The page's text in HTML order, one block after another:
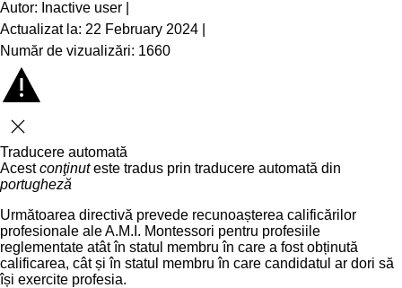
Autor: Inactive user
Actualizat la: 22 February 2024
Număr de vizualizări: 1660
Închideți
Traducere automată
Acestconţinuteste tradus prin traducere automată din
portugheză
Următoarea directivă prevede recunoașterea calificărilor
profesionale ale A.M.I. Montessori pentru profesiile
reglementate atât în statul membru în care a fost obținută
calificarea, cât și în statul membru în care candidatul ar dori să
își exercite profesia.